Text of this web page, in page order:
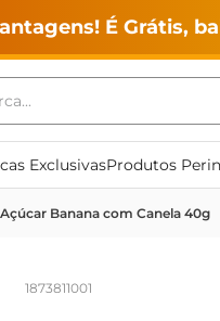
É Grátis,
ExclusivasProdutos
Banana com Canela 40g
1873811001